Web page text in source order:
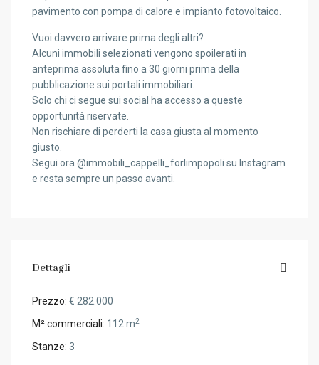
pavimento con pompa di calore e impianto fotovoltaico.
Vuoi davvero arrivare prima degli altri?
Alcuni immobili selezionati vengono spoilerati in
anteprima assoluta fino a 30 giorni prima della
pubblicazione sui portali immobiliari.
Solo chi ci segue sui social ha accesso a queste
opportunità riservate.
Non rischiare di perderti la casa giusta al momento
giusto.
Segui ora @immobili_cappelli_forlimpopoli su Instagram
e resta sempre un passo avanti.
Dettagli
Prezzo: € 282.000
M² commerciali: 112 m2
Stanze: 3